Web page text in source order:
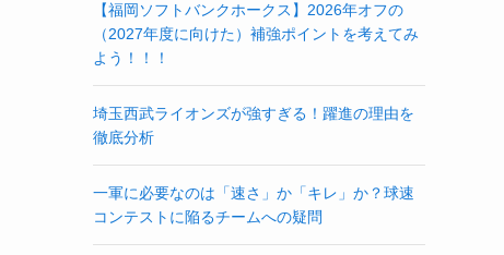
【福岡ソフトバンクホークス】2026年オフの
（2027年度に向けた）補強ポイントを考えてみ
よう！！！
埼玉西武ライオンズが強すぎる！躍進の理由を
徹底分析
一軍に必要なのは「速さ」か「キレ」か？球速
コンテストに陥るチームへの疑問